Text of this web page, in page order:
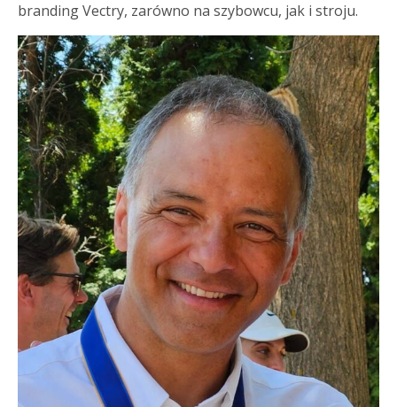
branding Vectry, zarówno na szybowcu, jak i stroju.